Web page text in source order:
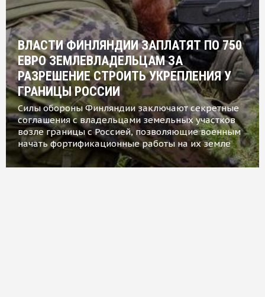
ВЛАСТИ ФИНЛЯНДИИ ЗАПЛАТЯТ ПО 750
ЕВРО ЗЕМЛЕВЛАДЕЛЬЦАМ ЗА
РАЗРЕШЕНИЕ СТРОИТЬ УКРЕПЛЕНИЯ У
ГРАНИЦЫ РОССИИ
Силы обороны Финляндии заключают секретные
соглашения с владельцами земельных участков
возле границы с Россией, позволяющие военным
начать фортификационные работы на их земле